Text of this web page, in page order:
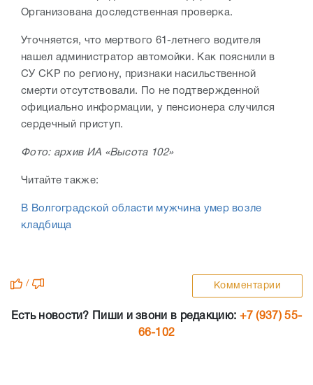
Организована доследственная проверка.
Уточняется, что мертвого 61-летнего водителя
нашел администратор автомойки. Как пояснили в
СУ СКР по региону, признаки насильственной
смерти отсутствовали. По не подтвержденной
официально информации, у пенсионера случился
сердечный приступ.
Фото: архив ИА «Высота 102»
Читайте также:
В Волгоградской области мужчина умер возле
кладбища
/ Комментарии
Есть новости? Пиши и звони в редакцию: +7 (937) 55-
66-102